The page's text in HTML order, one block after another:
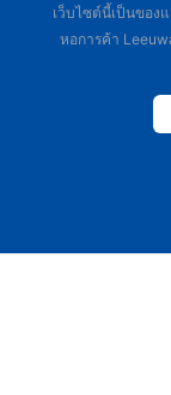
เว็บไซต์นี้เป็นของ
หอการค้า